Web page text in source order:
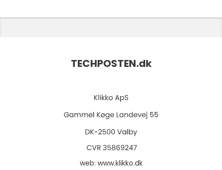
TECHPOSTEN.dk
web: www.klikko.dk